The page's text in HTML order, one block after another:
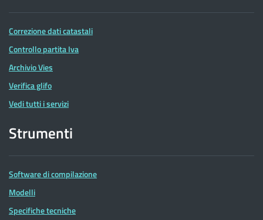
Correzione dati catastali
Controllo partita Iva
Archivio Vies
Verifica glifo
Vedi tutti i servizi
Strumenti
Software di compilazione
Modelli
Specifiche tecniche